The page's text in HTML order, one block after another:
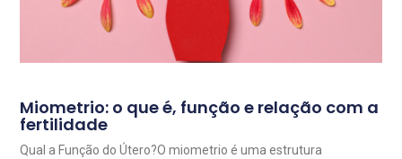
Miometrio: o que é, função e relação com a
fertilidade
Qual a Função do Útero?O miometrio é uma estrutura